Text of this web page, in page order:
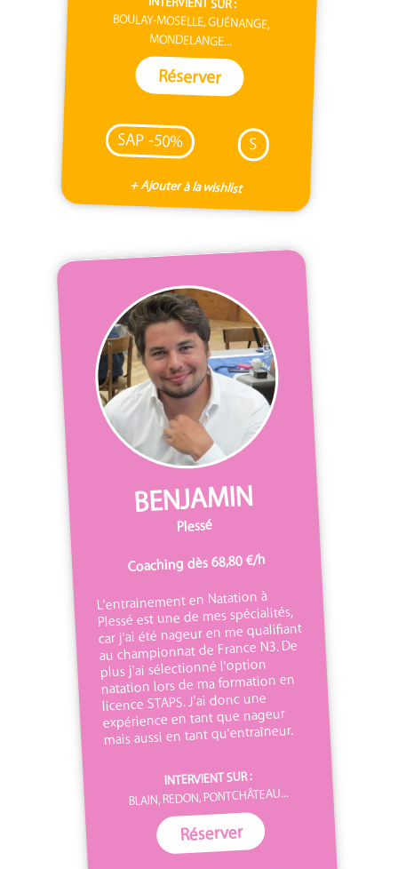
BOULAY-MOSELLE, GUÉNANGE,
MONDELANGE...
Réserver
SAP -50% S
+ Ajouter à la wishlist
BENJAMIN
Plessé
Coaching dès 68,80 €/h
L'entrainement en Natation à
Plessé est une de mes spécialités,
car j'ai été nageur en me qualifiant
au championnat de France N3. De
plus j'ai sélectionné l'option
natation lors de ma formation en
licence STAPS. J'ai donc une
expérience en tant que nageur
mais aussi en tant qu'entraîneur.
INTERVIENT SUR :
BLAIN, REDON, PONTCHÂTEAU...
Réserver